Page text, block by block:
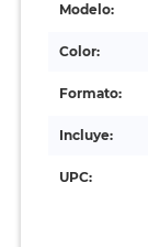
Modelo:
Color:
Formato:
Incluye:
UPC: